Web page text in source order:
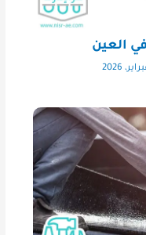
العين